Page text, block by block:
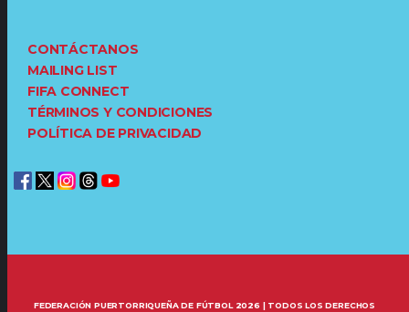
CONTÁCTANOS
MAILING LIST
FIFA CONNECT
TÉRMINOS Y CONDICIONES
POLÍTICA DE PRIVACIDAD
FEDERACIÓN PUERTORRIQUEÑA DE FÚTBOL 2026 | TODOS LOS DERECHOS